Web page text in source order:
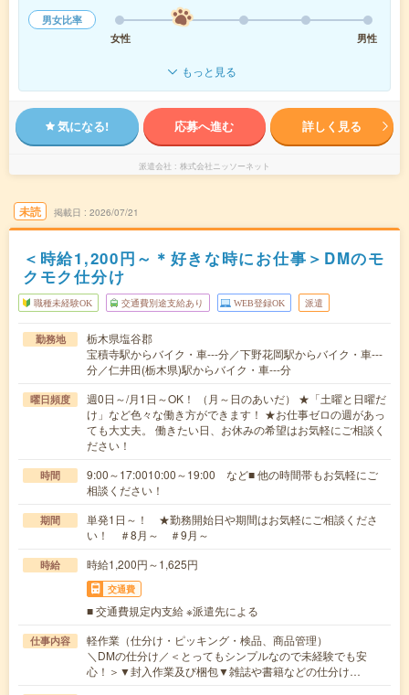
男女比率
女性
男性
もっと見る
気になる! 応募へ進む 詳しく見る
派遣会社 株式会社ニッソーネット
未読 掲載日 2026/07/21
＜時給1,200円～＊好きな時にお仕事＞DMのモ
クモク仕分け
職種未経験OK 交通費別途支給あり WEB登録OK 派遣
勤務地
栃木県塩谷郡
宝積寺駅からバイク・車---分／下野花岡駅からバイク・車---
分／仁井田(栃木県)駅からバイク・車---分
曜日頻度
週0日～/月1日～OK！ （月～日のあいだ） ★「土曜と日曜だ
け」など色々な働き方ができます！ ★お仕事ゼロの週があっ
ても大丈夫。 働きたい日、お休みの希望はお気軽にご相談く
ださい！
時間
9:00～17:0010:00～19:00 など■ 他の時間帯もお気軽にご
相談ください！
期間
単発1日～！ ★勤務開始日や期間はお気軽にご相談くださ
い！ ＃8月～ ＃9月～
時給 時給1,200円～1,625円
交通費
■ 交通費規定内支給 ※派遣先による
仕事内容
軽作業（仕分け・ピッキング・検品、商品管理）
＼DMの仕分け／＜とってもシンプルなので未経験でも安
心！＞▼封入作業及び梱包▼雑誌や書籍などの仕分け…